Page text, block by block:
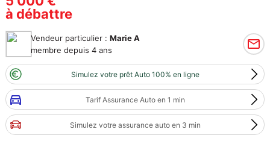
à débattre
Vendeur particulier : Marie A
membre depuis 4 ans
Simulez votre prêt Auto 100% en ligne
Tarif Assurance Auto en 1 min
Simulez votre assurance auto en 3 min